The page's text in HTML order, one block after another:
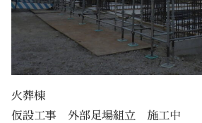
火葬棟
仮設工事 外部足場組立 施工中